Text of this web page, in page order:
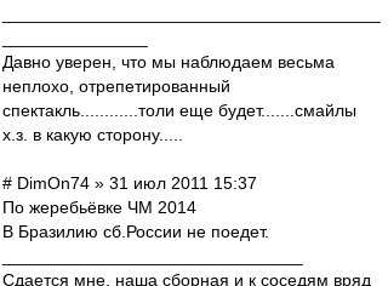
Давно уверен, что мы наблюдаем весьма
неплохо, отрепетированный
спектакль............толи еще будет.......смайлы
х.з. в какую сторону.....
# DimOn74 » 31 июл 2011 15:37
По жеребьёвке ЧМ 2014
В Бразилию сб.России не поедет.
Сдается мне, наша сборная и к соседям вряд